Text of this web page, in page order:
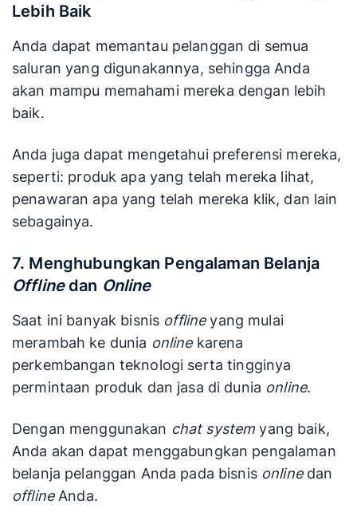
Lebih Baik
Anda dapat memantau pelanggan di semua
saluran yang digunakannya, sehingga Anda
akan mampu memahami mereka dengan lebih
baik.
Anda juga dapat mengetahui preferensi mereka,
seperti: produk apa yang telah mereka lihat,
penawaran apa yang telah mereka klik, dan lain
sebagainya.
7. Menghubungkan Pengalaman Belanja
Offlinedan Online
Saat ini banyak bisnis offlineyang mulai
merambah ke dunia onlinekarena
perkembangan teknologi serta tingginya
permintaan produk dan jasa di dunia online.
Dengan menggunakan chat system yang baik,
Anda akan dapat menggabungkan pengalaman
belanja pelanggan Anda pada bisnis online dan
offlineAnda.